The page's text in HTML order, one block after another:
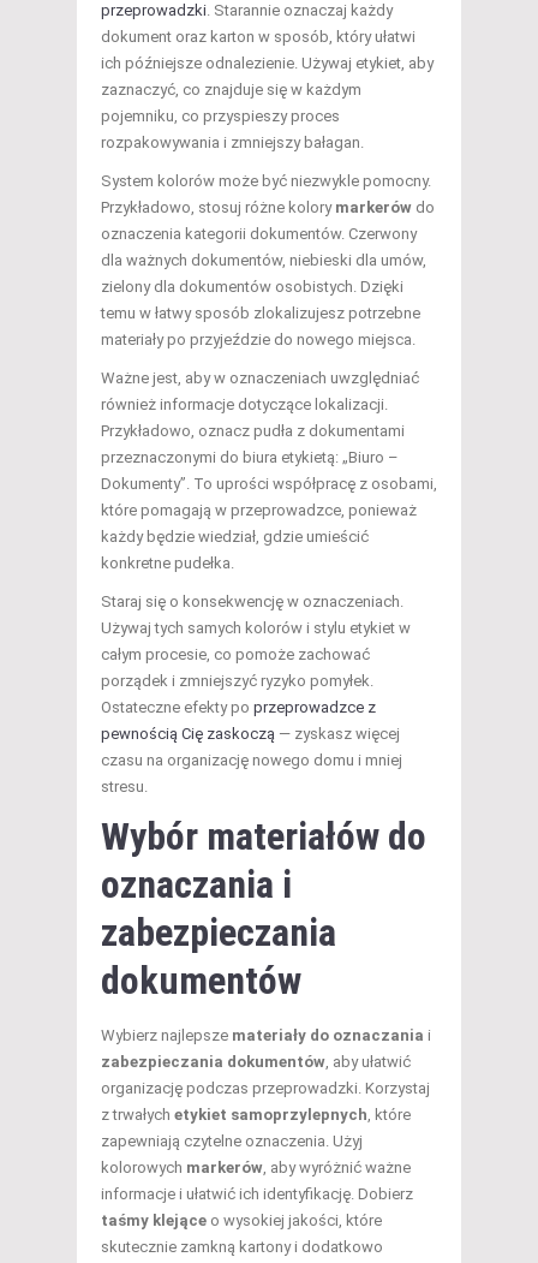
przeprowadzki. Starannie oznaczaj każdy
dokument oraz karton w sposób, który ułatwi
ich późniejsze odnalezienie. Używaj etykiet, aby
zaznaczyć, co znajduje się w każdym
pojemniku, co przyspieszy proces
rozpakowywania i zmniejszy bałagan.
System kolorów może być niezwykle pomocny.
Przykładowo, stosuj różne kolory markerów do
oznaczenia kategorii dokumentów. Czerwony
dla ważnych dokumentów, niebieski dla umów,
zielony dla dokumentów osobistych. Dzięki
temu w łatwy sposób zlokalizujesz potrzebne
materiały po przyjeździe do nowego miejsca.
Ważne jest, aby w oznaczeniach uwzględniać
również informacje dotyczące lokalizacji.
Przykładowo, oznacz pudła z dokumentami
przeznaczonymi do biura etykietą: „Biuro –
Dokumenty”. To uprości współpracę z osobami,
które pomagają w przeprowadzce, ponieważ
każdy będzie wiedział, gdzie umieścić
konkretne pudełka.
Staraj się o konsekwencję w oznaczeniach.
Używaj tych samych kolorów i stylu etykiet w
całym procesie, co pomoże zachować
porządek i zmniejszyć ryzyko pomyłek.
Ostateczne efekty po przeprowadzce z
pewnością Cię zaskoczą — zyskasz więcej
czasu na organizację nowego domu i mniej
stresu.
Wybór materiałów do
oznaczania i
zabezpieczania
dokumentów
Wybierz najlepsze materiały do oznaczania i
zabezpieczania dokumentów, aby ułatwić
organizację podczas przeprowadzki. Korzystaj
z trwałych etykiet samoprzylepnych, które
zapewniają czytelne oznaczenia. Użyj
kolorowych markerów, aby wyróżnić ważne
informacje i ułatwić ich identyfikację. Dobierz
taśmy klejące o wysokiej jakości, które
skutecznie zamkną kartony i dodatkowo